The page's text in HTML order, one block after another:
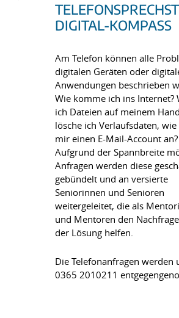
DIGITAL-KOMPASS
Am Telefon können alle
digitalen Geräten oder
Anwendungen beschrieben
Wie komme ich ins Internet?
ich Dateien auf meinem
lösche ich Verlaufsdaten, wie
mir einen E-Mail-Account an?
Aufgrund der Spannbreite
Anfragen werden diese
gebündelt und an versierte
Seniorinnen und Senioren
weitergeleitet, die als
und Mentoren den
der Lösung helfen.
Die Telefonanfragen werden
0365 2010211